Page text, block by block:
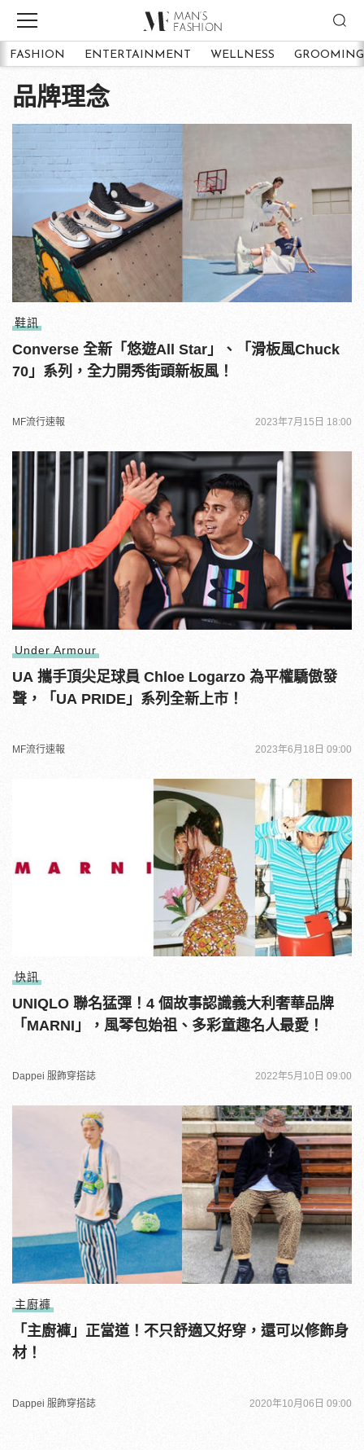
FASHION ENTERTAINMENT WELLNESS GROOMING
品牌理念
鞋訊
Converse 全新「悠遊All Star」、「滑板風Chuck
70」系列，全力開秀街頭新板風！
MF流行速報 2023年7月15日 18:00
Under Armour
UA 攜手頂尖足球員 Chloe Logarzo 為平權驕傲發
聲，「UA PRIDE」系列全新上市！
MF流行速報 2023年6月18日 09:00
快訊
UNIQLO 聯名猛彈！4 個故事認識義大利奢華品牌
「MARNI」，風琴包始祖、多彩童趣名人最愛！
Dappei 服飾穿搭誌 2022年5月10日 09:00
主廚褲
「主廚褲」正當道！不只舒適又好穿，還可以修飾身
材！
Dappei 服飾穿搭誌 2020年10月06日 09:00